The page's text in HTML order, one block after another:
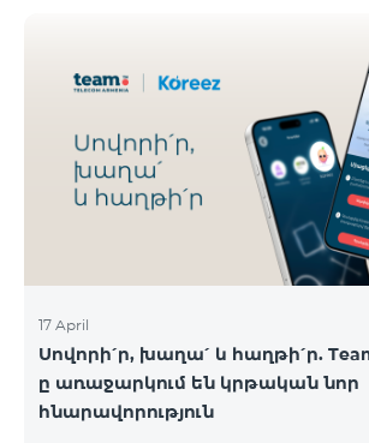
17 April
Սովորի՛ր, խաղա՛ և հաղթի՛ր.
ը առաջարկում են կրթական նոր
հնարավորություն